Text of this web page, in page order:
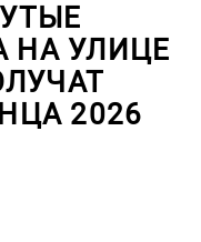
УЛИЦЕ
2026